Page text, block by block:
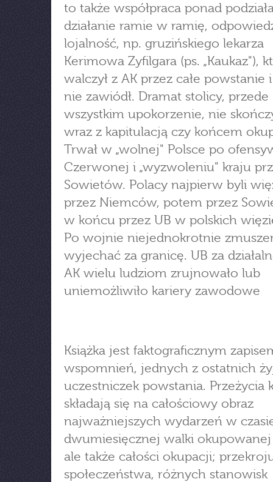
to także współpraca ponad
działanie ramie w ramię,
lojalność, np. gruzińskiego lekarza
Kerimowa Zyfilgara (ps. „Kaukaz"),
walczył z AK przez całe powstanie
nie zawiódł. Dramat stolicy, przede
wszystkim upokorzenie, nie
wraz z kapitulacją czy końcem
Trwał w „wolnej" Polsce po
Czerwonej i „wyzwoleniu" kraju
Sowietów. Polacy najpierw byli
przez Niemców, potem przez
w końcu przez UB w polskich
Po wojnie niejednokrotnie
wyjechać za granicę. UB za
AK wielu ludziom zrujnowało lub
uniemożliwiło kariery zawodowe
Książka jest faktograficznym
wspomnień, jednych z ostatnich
uczestniczek powstania. Przeżycia
składają się na całościowy obraz
najważniejszych wydarzeń w
dwumiesięcznej walki okupowanej
ale także całości okupacji;
społeczeństwa, różnych stanowisk